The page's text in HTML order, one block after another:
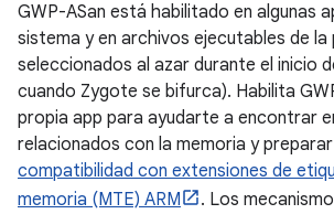
GWP-ASan está habilitado en algunas
sistema y en archivos ejecutables de
seleccionados al azar durante el inicio
cuando Zygote se bifurca). Habilita
propia app para ayudarte a encontrar
relacionados con la memoria y
compatibilidad con extensiones de
memoria (MTE) ARM
. Los